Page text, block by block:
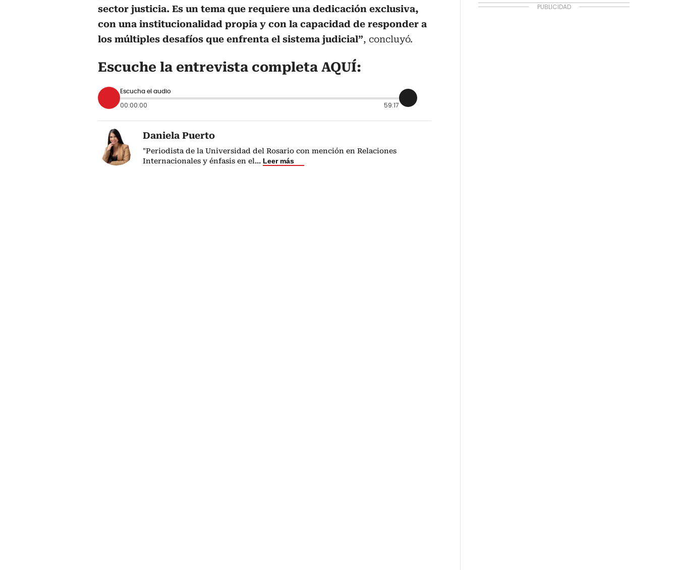
sector justicia. Es un tema que requiere una dedicación exclusiva,
con una institucionalidad propia y con la capacidad de responder a
los múltiples desafíos que enfrenta el sistema judicial”, concluyó.
Escuche la entrevista completa AQUÍ:
Escucha el audio
00:00:00 59:17
Daniela Puerto
"Periodista de la Universidad del Rosario con mención en Relaciones
Internacionales y énfasis en el... Leer más